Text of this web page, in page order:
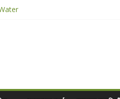
Krishi Promotions
26